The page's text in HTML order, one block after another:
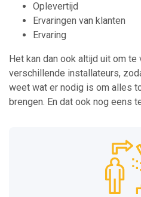
Oplevertijd
Ervaringen van klanten
Ervaring
Het kan dan ook altijd uit om
verschillende installateurs,
weet wat er nodig is om alles
brengen. En dat ook nog eens